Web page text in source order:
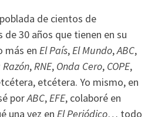
de cientos de
30 años que tienen en su
más enEl País,El Mundo,ABC,
Razón,RNE, Onda Cero, COPE,
etcétera. Yo mismo, en
porABC,EFE, colaboré en
una vez enEl Periódico… todo